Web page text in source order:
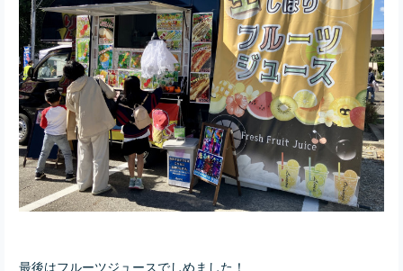
最後はフルーツジュースでしめました！